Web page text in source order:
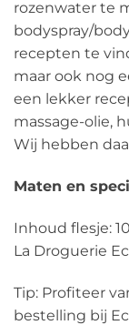
rozenwater te
bodyspray/
recepten te
maar ook nog
een lekker
massage-olie,
Wij hebben
Maten en
Inhoud flesje:
La Droguerie
Tip: Profiteer
bestelling bij